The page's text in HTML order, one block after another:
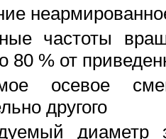
частоты
80 % от
осевое
другого
диаметр